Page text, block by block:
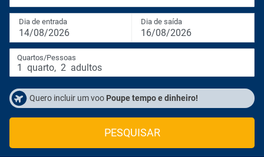
Dia de entrada
14/08/2026
Dia de saída
16/08/2026
Quartos/Pessoas
1 quarto, 2 adultos
Quero incluir um voo Poupe tempo e dinheiro!
PESQUISAR